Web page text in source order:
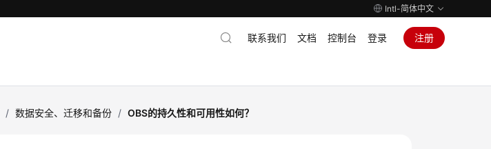
Intl-简体中文
联系我们 文档 控制台 登录 注册
/ 数据安全、迁移和备份 / OBS的持久性和可用性如何？